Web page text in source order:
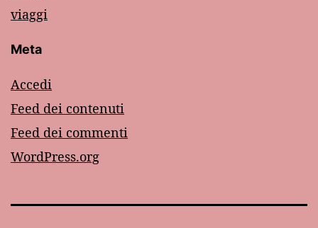
viaggi
Meta
Accedi
Feed dei contenuti
Feed dei commenti
WordPress.org